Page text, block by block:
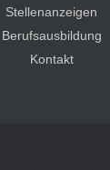
Stellenanzeigen
Berufsausbildung
Kontakt